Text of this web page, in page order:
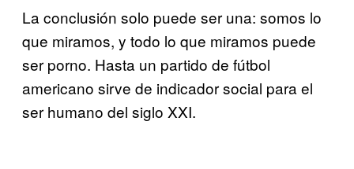
La conclusión solo puede ser una: somos lo
que miramos, y todo lo que miramos puede
ser porno. Hasta un partido de fútbol
americano sirve de indicador social para el
ser humano del siglo XXI.